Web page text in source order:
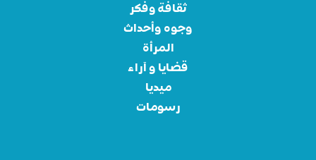
ثقافة وفكر
وجوه وأحداث
المرأة
قضايا و آراء
ميديا
رسومات